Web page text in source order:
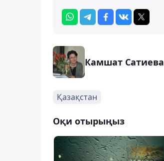
Камшат Сатиева
Қазақстан
Оқи отырыңыз